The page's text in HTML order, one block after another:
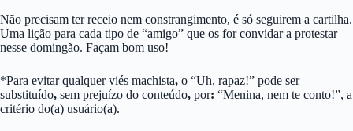
Não precisam ter receio nem constrangimento, é só seguirem a cartilha.
Uma lição para cada tipo de “amigo” que os for convidar a protestar
nesse domingão. Façam bom uso!
*Para evitar qualquer viés machista, o “Uh, rapaz!” pode ser
substituído, sem prejuízo do conteúdo, por: “Menina, nem te conto!”, a
critério do(a) usuário(a).